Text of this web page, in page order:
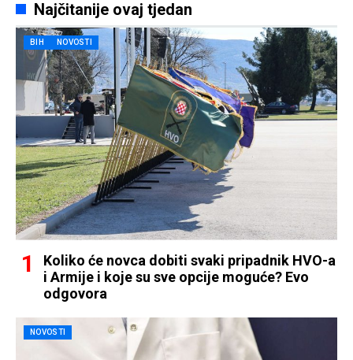
Najčitanije ovaj tjedan
BIH NOVOSTI
Koliko će novca dobiti svaki pripadnik HVO-a
i Armije i koje su sve opcije moguće? Evo
odgovora
NOVOSTI